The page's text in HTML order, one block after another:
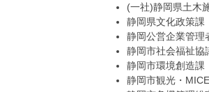
(一社)静岡県土木
静岡県文化政策課
静岡公営企業管理
静岡市社会福祉協
静岡市環境創造課
静岡市観光・